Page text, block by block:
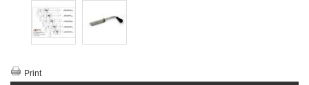
Print